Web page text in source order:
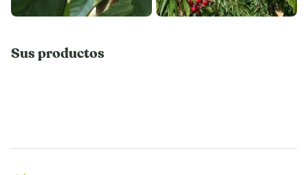
Sus productos